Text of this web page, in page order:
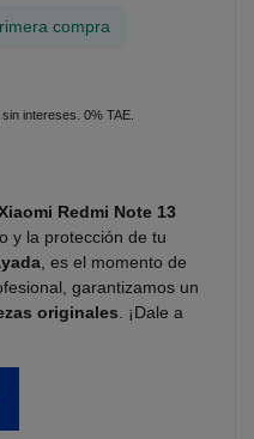
compra
intereses. 0% TAE.
Redmi Note 13
y la protección de tu
, es el momento de
garantizamos un
originales . ¡Dale a